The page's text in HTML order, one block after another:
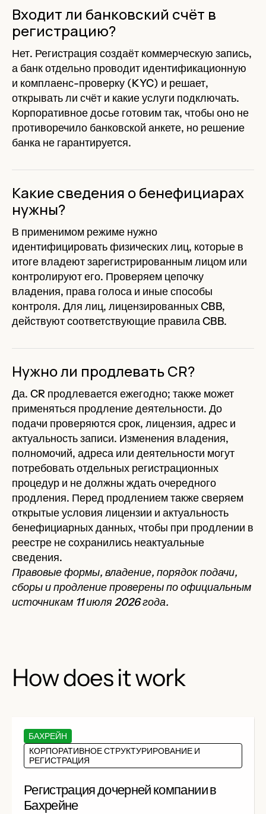
Входит ли банковский счёт в
регистрацию?
Нет. Регистрация создаёт коммерческую запись,
а банк отдельно проводит идентификационную
и комплаенс-проверку (KYC) и решает,
открывать ли счёт и какие услуги подключать.
Корпоративное досье готовим так, чтобы оно не
противоречило банковской анкете, но решение
банка не гарантируется.
Какие сведения о бенефициарах
нужны?
В применимом режиме нужно
идентифицировать физических лиц, которые в
итоге владеют зарегистрированным лицом или
контролируют его. Проверяем цепочку
владения, права голоса и иные способы
контроля. Для лиц, лицензированных CBB,
действуют соответствующие правила CBB.
Нужно ли продлевать CR?
Да. CR продлевается ежегодно; также может
применяться продление деятельности. До
подачи проверяются срок, лицензия, адрес и
актуальность записи. Изменения владения,
полномочий, адреса или деятельности могут
потребовать отдельных регистрационных
процедур и не должны ждать очередного
продления. Перед продлением также сверяем
открытые условия лицензии и актуальность
бенефициарных данных, чтобы при продлении в
реестре не сохранились неактуальные
сведения.
Правовые формы, владение, порядок подачи,
сборы и продление проверены по официальным
источникам 11 июля 2026 года.
How does it work
БАХРЕЙН
КОРПОРАТИВНОЕ СТРУКТУРИРОВАНИЕ И
РЕГИСТРАЦИЯ
Регистрация дочерней компании в
Бахрейне